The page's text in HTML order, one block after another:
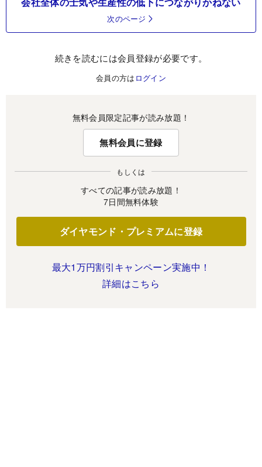
次のページ
続きを読むには会員登録が必要です。
会員の方は ログイン
無料会員限定記事が読み放題！
無料会員に登録
もしくは
すべての記事が読み放題！
7日間無料体験
ダイヤモンド・プレミアムに登録
最大1万円割引キャンペーン実施中！
詳細はこちら